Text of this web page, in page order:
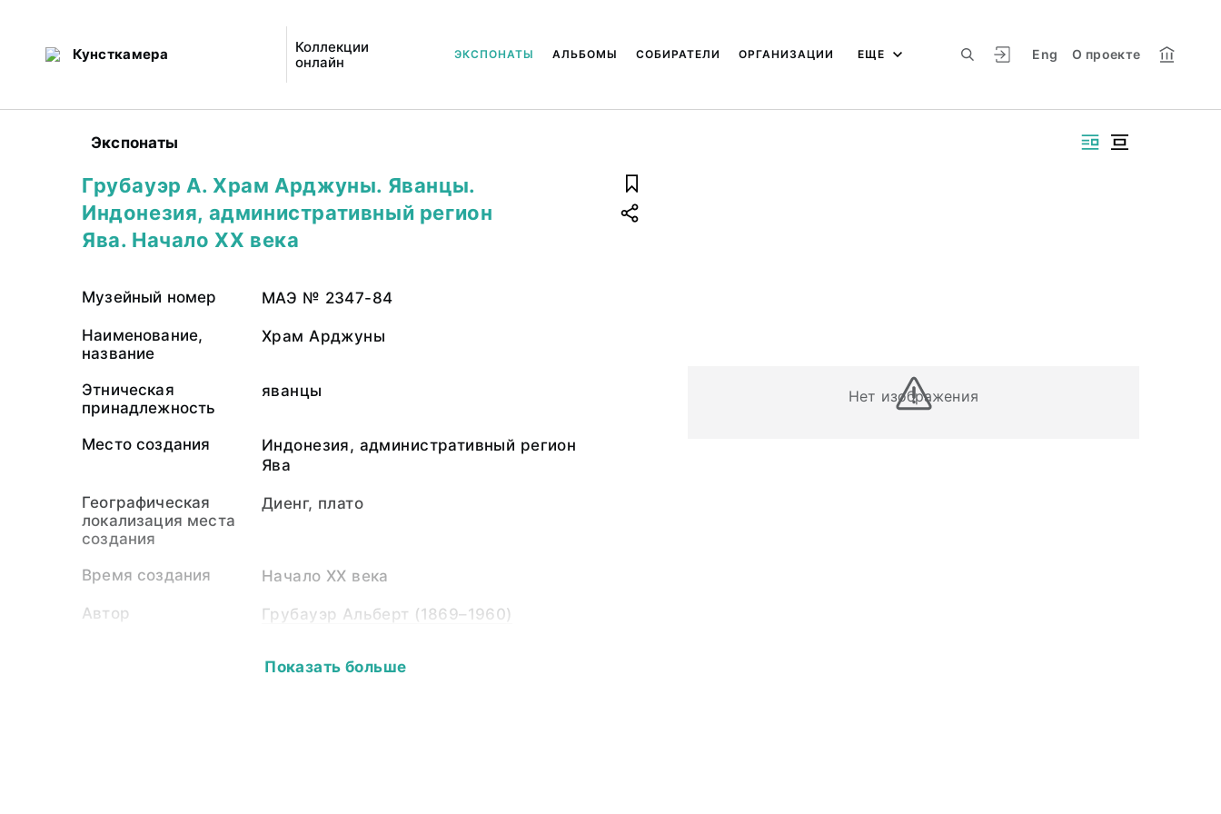
Кунсткамера
Коллекции
онлайн
Eng О проекте
ЭКСПОНАТЫ АЛЬБОМЫ СОБИРАТЕЛИ ОРГАНИЗАЦИИ ЕЩЕ
Экспонаты
Нет изображения
Грубауэр А. Храм Арджуны. Яванцы.
Индонезия, административный регион
Ява. Начало XX века
Музейный номер МАЭ № 2347-84
Наименование,
название
Храм Арджуны
Этническая
принадлежность
яванцы
Место создания
Индонезия, административный регион
Ява
Географическая
локализация места
создания
Диенг, плато
Время создания Начало XX века
Автор Грубауэр Альберт (1869–1960)
Показать больше